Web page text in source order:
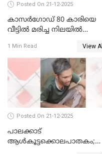
Posted On 21-12-2025
കാസർഗോഡ് 80 കാരിയെ
വീട്ടിൽ മരിച്ച നിലയിൽ
1 Min Read View All
Posted On 21-12-2025
പാലക്കാട്‌
ആൾകൂട്ടക്കൊലപാതകം;